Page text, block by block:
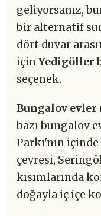
geliyorsanız,
bir alternatif
dört duvar
içinYedigöller
seçenek.
Bungalov
bazı bungalov
Parkı'nın
çevresi,
kısımlarında
doğayla iç içe